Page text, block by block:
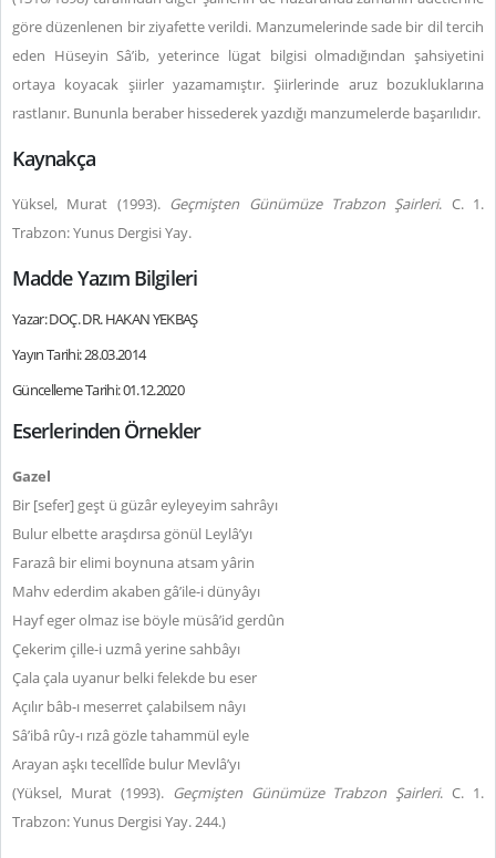
göre düzenlenen bir ziyafette verildi. Manzumelerinde sade bir dil tercih
eden Hüseyin Sâ’ib, yeterince lügat bilgisi olmadığından şahsiyetini
ortaya koyacak şiirler yazamamıştır. Şiirlerinde aruz bozukluklarına
rastlanır. Bununla beraber hissederek yazdığı manzumelerde başarılıdır.
Kaynakça
Yüksel, Murat (1993). Geçmişten Günümüze Trabzon Şairleri. C. 1.
Trabzon: Yunus Dergisi Yay.
Madde Yazım Bilgileri
Yazar: DOÇ. DR. HAKAN YEKBAŞ
Yayın Tarihi: 28.03.2014
Güncelleme Tarihi: 01.12.2020
Eserlerinden Örnekler
Gazel
Bir [sefer] geşt ü güzâr eyleyeyim sahrâyı
Bulur elbette araşdırsa gönül Leylâ’yı
Farazâ bir elimi boynuna atsam yârin
Mahv ederdim akaben gâ’ile-i dünyâyı
Hayf eger olmaz ise böyle müsâ’id gerdûn
Çekerim çille-i uzmâ yerine sahbâyı
Çala çala uyanur belki felekde bu eser
Açılır bâb-ı meserret çalabilsem nâyı
Sâ’ibâ rûy-ı rızâ gözle tahammül eyle
Arayan aşkı tecellîde bulur Mevlâ’yı
(Yüksel, Murat (1993). Geçmişten Günümüze Trabzon Şairleri. C. 1.
Trabzon: Yunus Dergisi Yay. 244.)